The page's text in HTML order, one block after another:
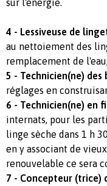
sur l'énergie.
4 - Lessiveuse de
au nettoiement des
remplacement de
5 - Technicien(ne)
réglages en
6 - Technicien(ne) en
internats, pour les
linge sèche dans 1 h
en y associant de
renouvelable ce sera
7 - Concepteur (trice)